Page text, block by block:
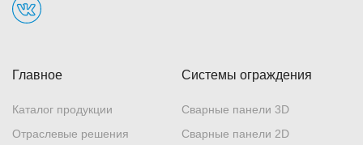
Главное
Каталог продукции
Отраслевые решения
Системы ограждения
Сварные панели 3D
Сварные панели 2D